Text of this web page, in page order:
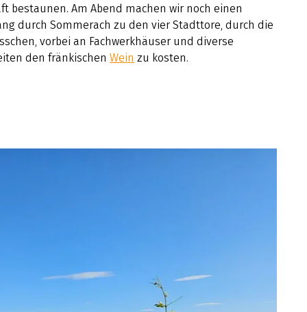
bestaunen. Am Abend machen wir noch einen
durch Sommerach zu den vier Stadttore, durch die
vorbei an Fachwerkhäuser und diverse
den fränkischenWein zu kosten.